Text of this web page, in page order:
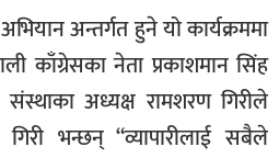
अभियान अन्तर्गत हुने यो कार्यक्रममा
काँग्रेसका नेता प्रकाशमान सिंह
अध्यक्ष रामशरण गिरीले
भन्छन् “व्यापारीलाई सबैले